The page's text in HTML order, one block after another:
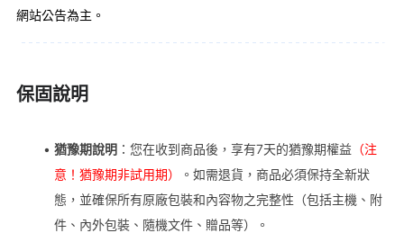
網站公告為主。
保固說明
猶豫期說明：您在收到商品後，享有7天的猶豫期權益 （注
意！猶豫期非試用期）
。如需退貨，商品必須保持全新狀
態，並確保所有原廠包裝和內容物之完整性（包括主機、附
件、內外包裝、隨機文件、贈品等）。